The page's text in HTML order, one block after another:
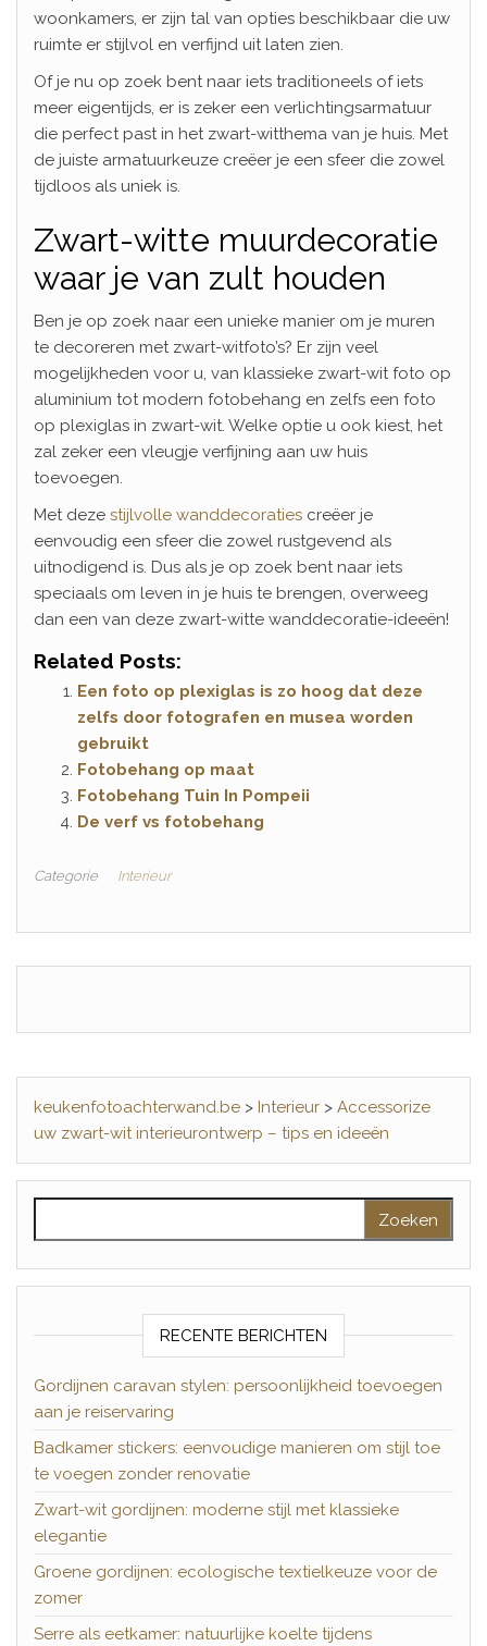
woonkamers, er zijn tal van opties beschikbaar die uw
ruimte er stijlvol en verfijnd uit laten zien.
Of je nu op zoek bent naar iets traditioneels of iets
meer eigentijds, er is zeker een verlichtingsarmatuur
die perfect past in het zwart-witthema van je huis. Met
de juiste armatuurkeuze creëer je een sfeer die zowel
tijdloos als uniek is.
Zwart-witte muurdecoratie
waar je van zult houden
Ben je op zoek naar een unieke manier om je muren
te decoreren met zwart-witfoto’s? Er zijn veel
mogelijkheden voor u, van klassieke zwart-wit foto op
aluminium tot modern fotobehang en zelfs een foto
op plexiglas in zwart-wit. Welke optie u ook kiest, het
zal zeker een vleugje verfijning aan uw huis
toevoegen.
Met deze stijlvolle wanddecoraties creëer je
eenvoudig een sfeer die zowel rustgevend als
uitnodigend is. Dus als je op zoek bent naar iets
speciaals om leven in je huis te brengen, overweeg
dan een van deze zwart-witte wanddecoratie-ideeën!
Related Posts:
Een foto op plexiglas is zo hoog dat deze
zelfs door fotografen en musea worden
gebruikt
Fotobehang op maat
Fotobehang Tuin In Pompeii
De verf vs fotobehang
Categorie Interieur
keukenfotoachterwand.be > Interieur > Accessorize
uw zwart-wit interieurontwerp – tips en ideeën
RECENTE BERICHTEN
Gordijnen caravan stylen: persoonlijkheid toevoegen
aan je reiservaring
Badkamer stickers: eenvoudige manieren om stijl toe
te voegen zonder renovatie
Zwart-wit gordijnen: moderne stijl met klassieke
elegantie
Groene gordijnen: ecologische textielkeuze voor de
zomer
Serre als eetkamer: natuurlijke koelte tijdens